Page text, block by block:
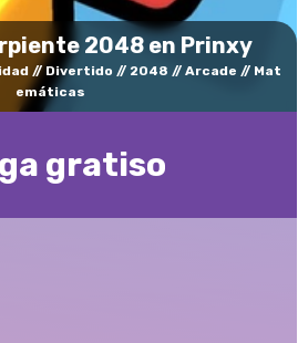
2048 en Prinxy
Divertido 2048 Arcade
Mat
emáticas
gratisо